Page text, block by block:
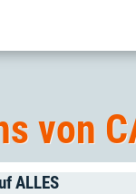
von
ALLES